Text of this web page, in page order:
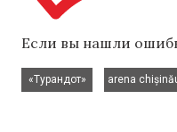
Если вы нашли
«Турандот»
arena